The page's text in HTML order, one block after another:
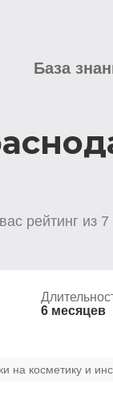
База
рейтинг из 7
6 месяцев
на косметику и